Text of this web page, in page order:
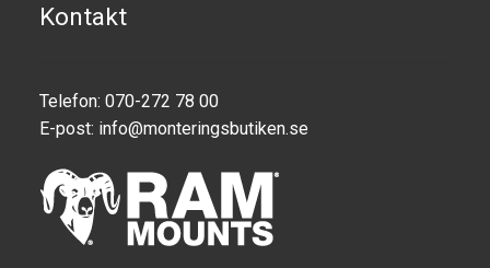
Kontakt
Telefon: 070-272 78 00
E-post: info@monteringsbutiken.se